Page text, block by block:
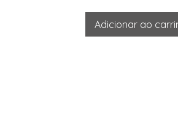
Adicionar ao